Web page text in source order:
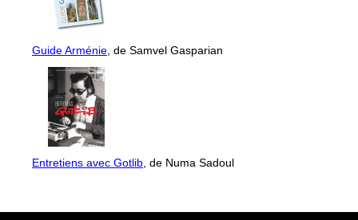
Guide Arménie , de Samvel Gasparian
Entretiens avec Gotlib , de Numa Sadoul